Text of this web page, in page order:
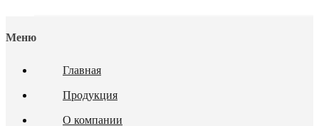
Меню
Главная
Продукция
О компании